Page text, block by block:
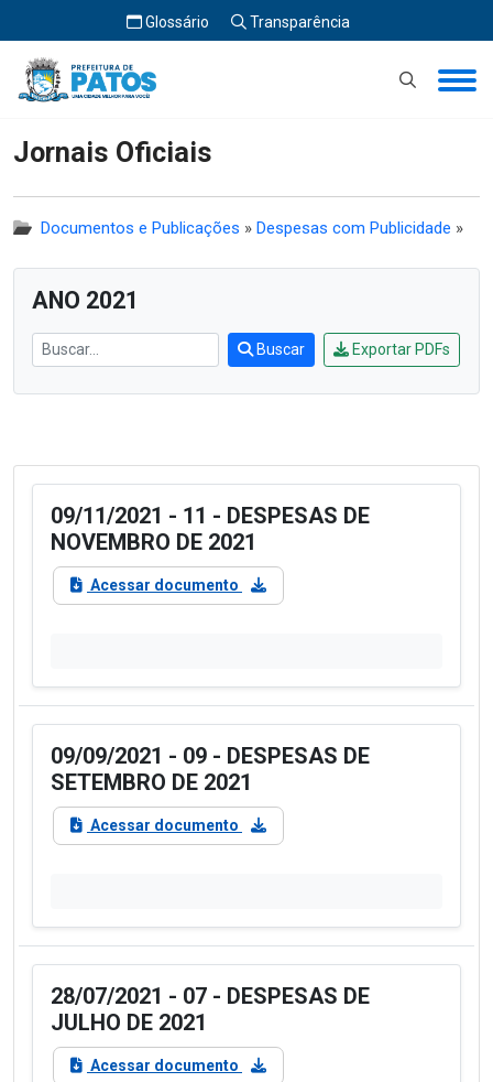
Glossário Transparência
Início Jornais Oficiais
Jornais Oficiais
Documentos e Publicações » Despesas com Publicidade »
ANO 2021
Buscar Exportar PDFs
09/11/2021 - 11 - DESPESAS DE
NOVEMBRO DE 2021
Acessar documento
09/09/2021 - 09 - DESPESAS DE
SETEMBRO DE 2021
Acessar documento
28/07/2021 - 07 - DESPESAS DE
JULHO DE 2021
Acessar documento